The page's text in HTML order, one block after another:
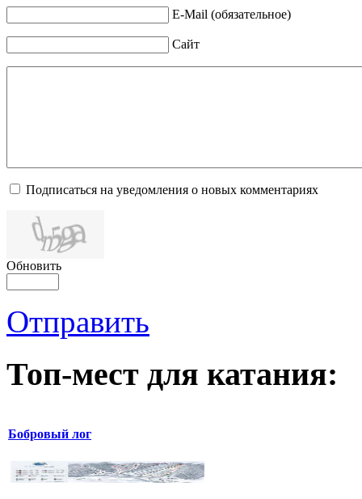
E-Mail (обязательное)
Сайт
Подписаться на уведомления о новых комментариях
Обновить
Отправить
Топ-мест для катания:
Бобровый лог